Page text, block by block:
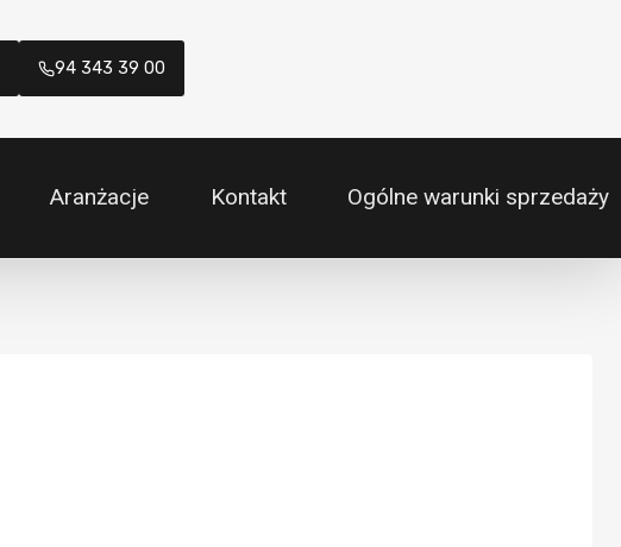
94 343 39 00
Aranżacje Kontakt Ogólne warunki sprzedaży